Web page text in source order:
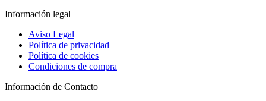
Información legal
Aviso Legal
Política de privacidad
Política de cookies
Condiciones de compra
Información de Contacto